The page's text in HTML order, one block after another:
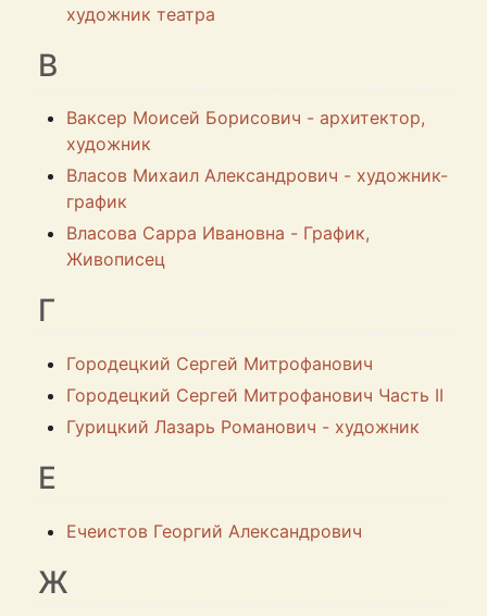
художник театра
В
Ваксер Моисей Борисович - архитектор,
художник
Власов Михаил Александрович - художник-
график
Власова Сарра Ивановна - График,
Живописец
Г
Городецкий Сергей Митрофанович
Городецкий Сергей Митрофанович Часть II
Гурицкий Лазарь Романович - художник
Е
Ечеистов Георгий Александрович
Ж